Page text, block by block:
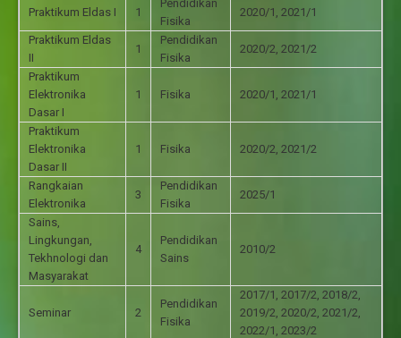
Praktikum Eldas I 1
Pendidikan
Fisika
2020/1, 2021/1
Praktikum Eldas
II
1
Pendidikan
Fisika
2020/2, 2021/2
Praktikum
Elektronika
Dasar I
1 Fisika 2020/1, 2021/1
Praktikum
Elektronika
Dasar II
1 Fisika 2020/2, 2021/2
Rangkaian
Elektronika
3
Pendidikan
Fisika
2025/1
Sains,
Lingkungan,
Tekhnologi dan
Masyarakat
4
Pendidikan
Sains
2010/2
Seminar 2
Pendidikan
Fisika
2017/1, 2017/2, 2018/2,
2019/2, 2020/2, 2021/2,
2022/1, 2023/2